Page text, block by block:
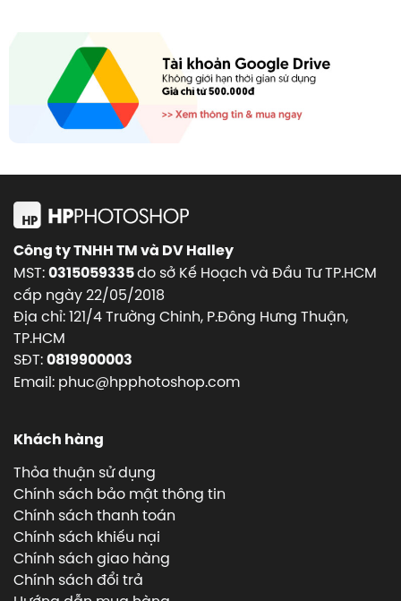
Công ty TNHH TM và DV Halley
MST:0315059335do sở Kế Hoạch và Đầu Tư TP.HCM
cấp ngày 22/05/2018
Địa chỉ: 121/4 Trường Chinh, P.Đông Hưng Thuận,
TP.HCM
SĐT:0819900003
Email: phuc@hpphotoshop.com
Khách hàng
Thỏa thuận sử dụng
Chính sách bảo mật thông tin
Chính sách thanh toán
Chính sách khiếu nại
Chính sách giao hàng
Chính sách đổi trả